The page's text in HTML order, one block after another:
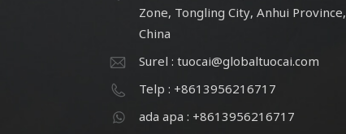
Zone, Tongling City, Anhui Province,
China
Surel : tuocai@globaltuocai.com
Telp : +8613956216717
ada apa : +8613956216717